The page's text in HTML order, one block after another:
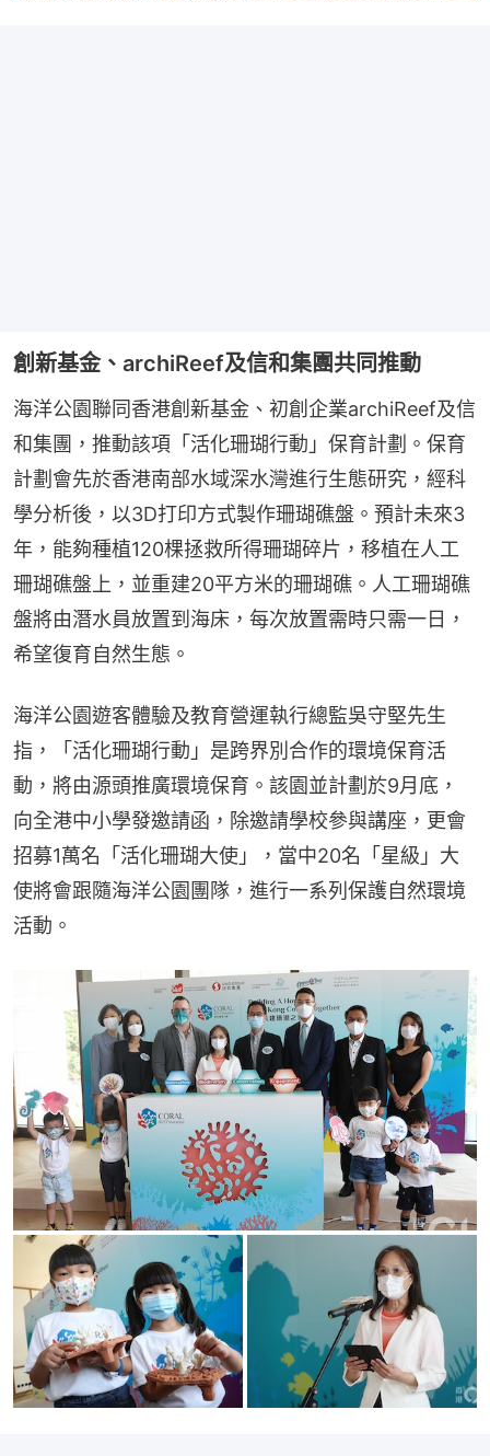
創新基金、archiReef及信和集團共同推動
海洋公園聯同香港創新基金、初創企業archiReef及信
和集團，推動該項「活化珊瑚行動」保育計劃。保育
計劃會先於香港南部水域深水灣進行生態研究，經科
學分析後，以3D打印方式製作珊瑚礁盤。預計未來3
年，能夠種植120棵拯救所得珊瑚碎片，移植在人工
珊瑚礁盤上，並重建20平方米的珊瑚礁。人工珊瑚礁
盤將由潛水員放置到海床，每次放置需時只需一日，
希望復育自然生態。
海洋公園遊客體驗及教育營運執行總監吳守堅先生
指，「活化珊瑚行動」是跨界別合作的環境保育活
動，將由源頭推廣環境保育。該園並計劃於9月底，
向全港中小學發邀請函，除邀請學校參與講座，更會
招募1萬名「活化珊瑚大使」，當中20名「星級」大
使將會跟隨海洋公園團隊，進行一系列保護自然環境
活動。